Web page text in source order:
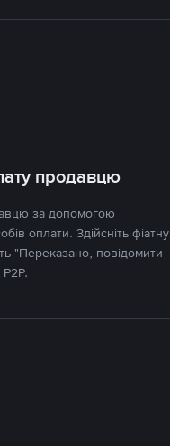
продавцю
за допомогою
оплати. Здійсніть фіатну
"Переказано, повідомити